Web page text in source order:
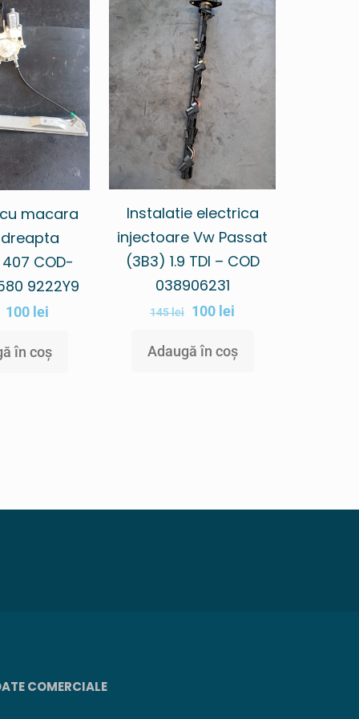
macara
COD-
9222Y9
100 lei
în coș
Instalatie electrica
injectoare Vw Passat
(3B3) 1.9 TDI – COD
038906231
145lei 100 lei
Adaugă în coș
COMERCIALE